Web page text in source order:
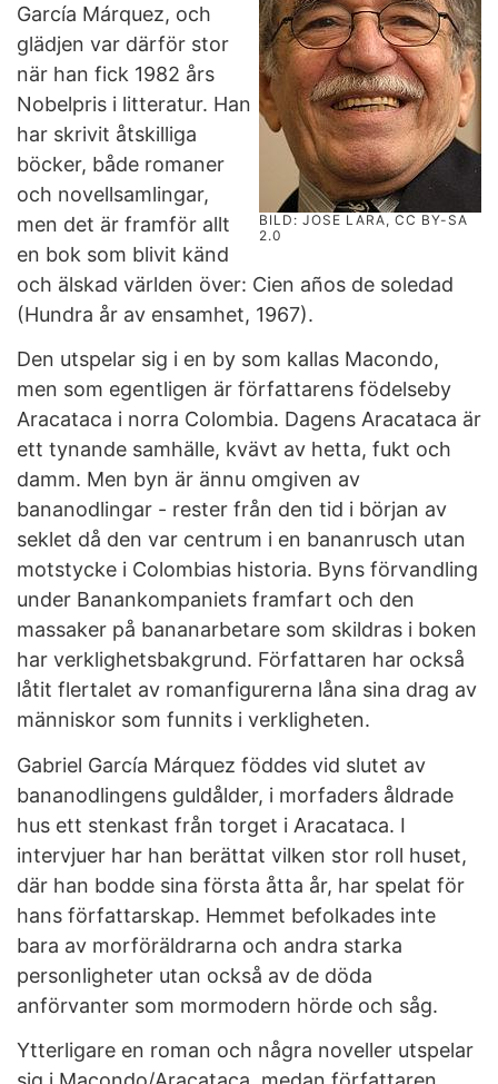
BILD: JOSE LARA, CC BY-SA
2.0
García Márquez, och
glädjen var därför stor
när han fick 1982 års
Nobelpris i litteratur. Han
har skrivit åtskilliga
böcker, både romaner
och novellsamlingar,
men det är framför allt
en bok som blivit känd
och älskad världen över: Cien años de soledad
(Hundra år av ensamhet, 1967).
Den utspelar sig i en by som kallas Macondo,
men som egentligen är författarens födelseby
Aracataca i norra Colombia. Dagens Aracataca är
ett tynande samhälle, kvävt av hetta, fukt och
damm. Men byn är ännu omgiven av
bananodlingar - rester från den tid i början av
seklet då den var centrum i en bananrusch utan
motstycke i Colombias historia. Byns förvandling
under Banankompaniets framfart och den
massaker på bananarbetare som skildras i boken
har verklighetsbakgrund. Författaren har också
låtit flertalet av romanfigurerna låna sina drag av
människor som funnits i verkligheten.
Gabriel García Márquez föddes vid slutet av
bananodlingens guldålder, i morfaders åldrade
hus ett stenkast från torget i Aracataca. I
intervjuer har han berättat vilken stor roll huset,
där han bodde sina första åtta år, har spelat för
hans författarskap. Hemmet befolkades inte
bara av morföräldrarna och andra starka
personligheter utan också av de döda
anförvanter som mormodern hörde och såg.
Ytterligare en roman och några noveller utspelar